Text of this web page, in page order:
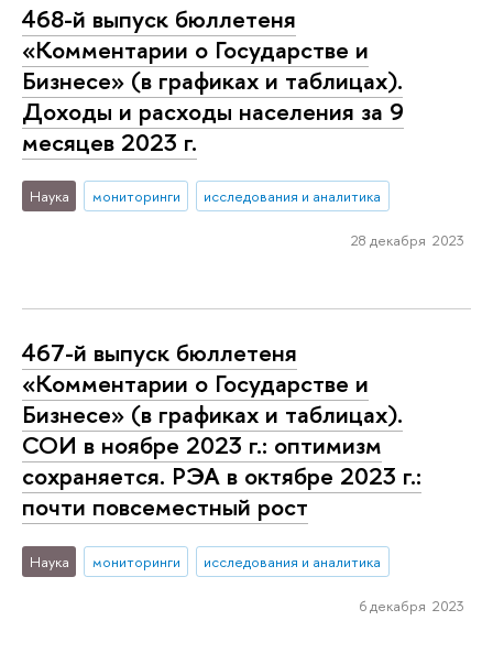
468-й выпуск бюллетеня
«Комментарии о Государстве и
Бизнесе» (в графиках и таблицах).
Доходы и расходы населения за 9
месяцев 2023 г.
Наука мониторинги исследования и аналитика
28 декабря 2023
467-й выпуск бюллетеня
«Комментарии о Государстве и
Бизнесе» (в графиках и таблицах).
СОИ в ноябре 2023 г.: оптимизм
сохраняется. РЭА в октябре 2023 г.:
почти повсеместный рост
Наука мониторинги исследования и аналитика
6 декабря 2023